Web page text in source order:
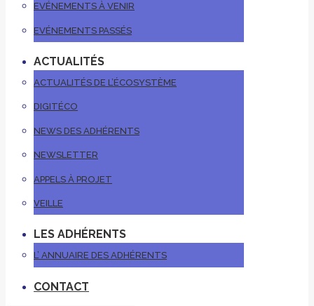
EVÉNEMENTS À VENIR
EVÉNEMENTS PASSÉS
ACTUALITÉS
ACTUALITÉS DE L’ÉCOSYSTÈME
DIGITÉCO
NEWS DES ADHÉRENTS
NEWSLETTER
APPELS À PROJET
VEILLE
LES ADHÉRENTS
L’ ANNUAIRE DES ADHÉRENTS
CONTACT